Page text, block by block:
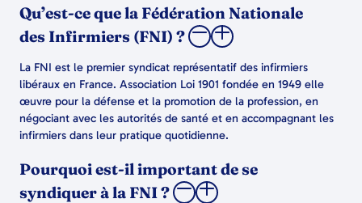
Qu’est-ce que la Fédération Nationale
des Infirmiers (FNI) ?
La FNI est le premier syndicat représentatif des infirmiers
libéraux en France. Association Loi 1901 fondée en 1949 elle
œuvre pour la défense et la promotion de la profession, en
négociant avec les autorités de santé et en accompagnant les
infirmiers dans leur pratique quotidienne.
Pourquoi est-il important de se
syndiquer à la FNI ?